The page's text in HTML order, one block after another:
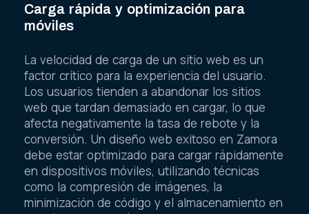
Carga rápida y optimización para
móviles
La velocidad de carga de un sitio web es un
factor crítico para la experiencia del usuario.
Los usuarios tienden a abandonar los sitios
web que tardan demasiado en cargar, lo que
afecta negativamente la tasa de rebote y la
conversión. Un diseño web exitoso en Zamora
debe estar optimizado para cargar rápidamente
en dispositivos móviles, utilizando técnicas
como la compresión de imágenes, la
minimización de código y el almacenamiento en